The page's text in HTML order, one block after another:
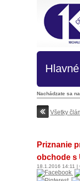
Nachádzate sa
Všetky
Priznanie
obchode s
18.1.2016 14:11 |